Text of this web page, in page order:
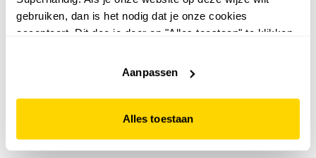
gebruiken, dan is het nodig dat je onze cookies
accepteert. Dit doe je door op "Alles toestaan" te klikken.
website niet optimaal functioneert.
Aanpassen
Alles toestaan